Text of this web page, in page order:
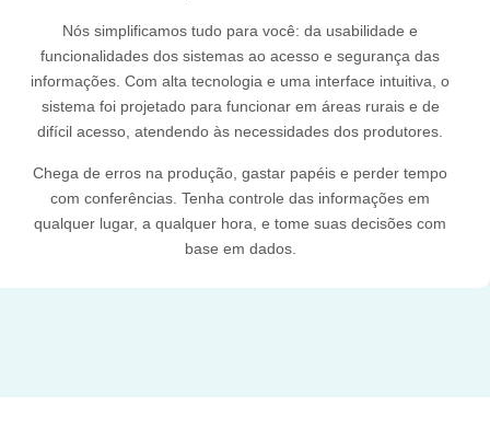
Nós simplificamos tudo para você: da usabilidade e
funcionalidades dos sistemas ao acesso e segurança das
informações. Com alta tecnologia e uma interface intuitiva, o
sistema foi projetado para funcionar em áreas rurais e de
difícil acesso, atendendo às necessidades dos produtores.
Chega de erros na produção, gastar papéis e perder tempo
com conferências. Tenha controle das informações em
qualquer lugar, a qualquer hora, e tome suas decisões com
base em dados.